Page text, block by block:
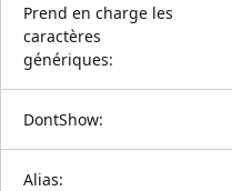
Prend en charge les
caractères
génériques:
DontShow:
Alias: